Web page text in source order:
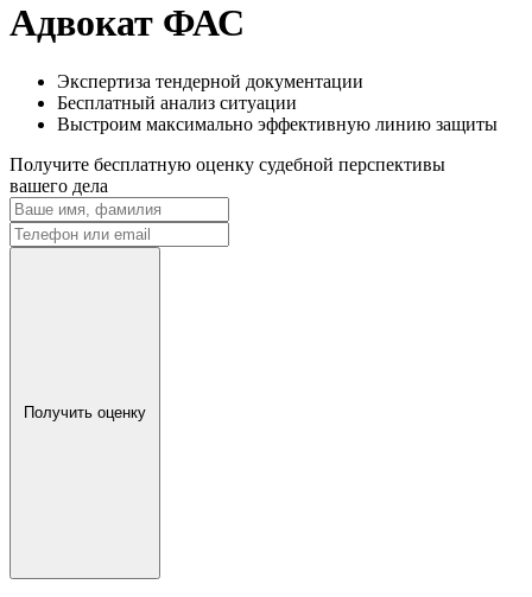
Адвокат ФАС
Экспертиза тендерной документации
Бесплатный анализ ситуации
Выстроим максимально эффективную линию защиты
Получите бесплатную оценку судебной перспективы
вашего дела
Получить оценку